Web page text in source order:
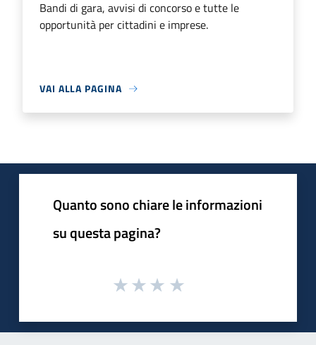
Bandi di gara, avvisi di concorso e tutte le
opportunità per cittadini e imprese.
VAI ALLA PAGINA
Quanto sono chiare le informazioni
su questa pagina?